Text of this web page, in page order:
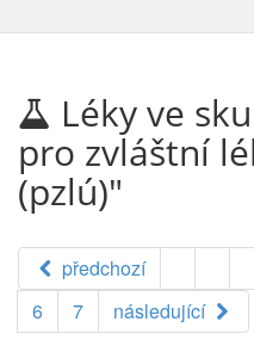
Léky ve
pro zvláštní
(pzlú)"
předchozí
6
7 následující